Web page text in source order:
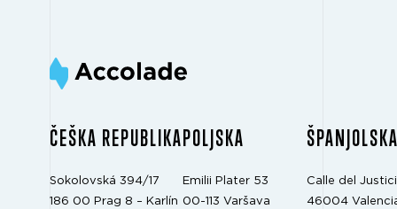
ČEŠKA REPUBLIKA
Sokolovská 394/17
186 00 Prag 8 – Karlín
POLJSKA
Emilii Plater 53
00-113 Varšava
Calle del
46004